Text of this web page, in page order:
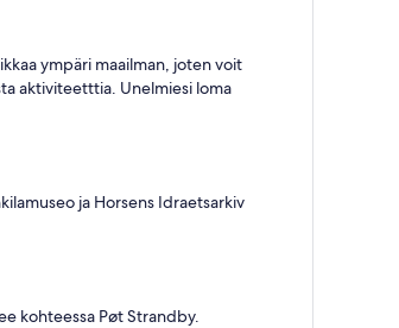
ympäri maailman, joten voit
aktiviteetttia. Unelmiesi loma
ja Horsens Idraetsarkiv
kohteessa Pøt Strandby.